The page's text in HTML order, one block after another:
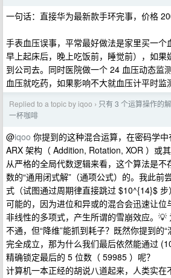
一句话：直接华为最新款手环完事，价格
手表血压误事，平常最好做法是家里买一个
早上起床后，晚上吃饭前，睡觉前），如果
到公司去。同时医院做一个 24 血压动态监
血压就吃药，如果影响不大就血压计平时监
Replied to a topic by iqoo › 只有 3 个运算操作的
一杯咖啡
@iqoo 你提到的这种混合运算，在密码学
ARX 架构（ Addition, Rotation, XOR ）或
从严格的全局代数逻辑来看，这个算法是
数的“通用闭式解”（通项公式）的。我此前
式（试图通过周期律直接跳过 $10^{14}$
可能的，因为进位和异或的混合会迅速让位
非线性的多项式，产生所谓的雪崩效应。💡
不通，但“降维”能抓到耗子？既然你提到的
完全成立，那为什么我们最后依然能通过
精确锁定最后的 5 位数（ 59985 ）呢？
计算机一本正经的胡说八道起来，人类实在